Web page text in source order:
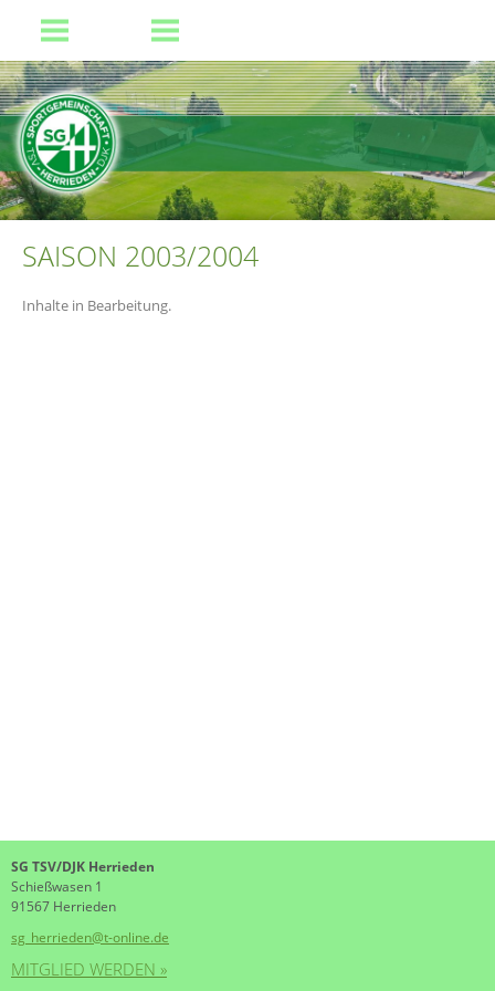
SAISON 2003/2004
Inhalte in Bearbeitung.
SG TSV/DJK Herrieden
Schießwasen 1
91567 Herrieden
sg_herrieden@t-online.de
MITGLIED WERDEN »